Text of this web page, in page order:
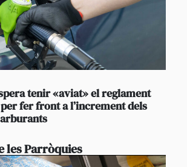
tenir «aviat» el reglament
fer front a l’increment dels
les Parròquies